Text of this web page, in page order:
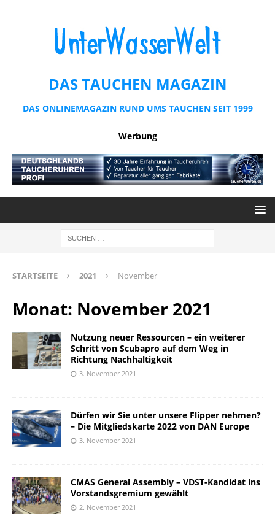
DAS TAUCHEN MAGAZIN
DAS ONLINEMAGAZIN RUND UMS TAUCHEN SEIT 1999
Werbung
STARTSEITE 2021 November
Monat: November 2021
Nutzung neuer Ressourcen – ein weiterer
Schritt von Scubapro auf dem Weg in
Richtung Nachhaltigkeit
3. November 2021
Dürfen wir Sie unter unsere Flipper nehmen?
– Die Mitgliedskarte 2022 von DAN Europe
3. November 2021
CMAS General Assembly – VDST-Kandidat ins
Vorstandsgremium gewählt
2. November 2021